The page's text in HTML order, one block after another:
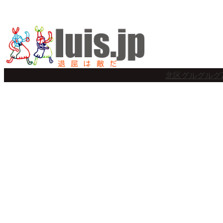
容
を
ス
北区グルグルグ